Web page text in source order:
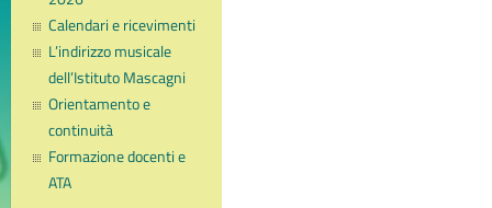
Calendari e ricevimenti
L’indirizzo musicale
dell’Istituto Mascagni
Orientamento e
continuità
Formazione docenti e
ATA